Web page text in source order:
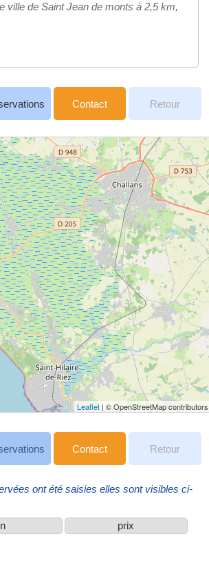
ville de Saint Jean de monts à 2,5 km,
Contact Retour
Leaflet| © OpenStreetMap contributors
Contact Retour
ont été saisies elles sont visibles ci-
prix